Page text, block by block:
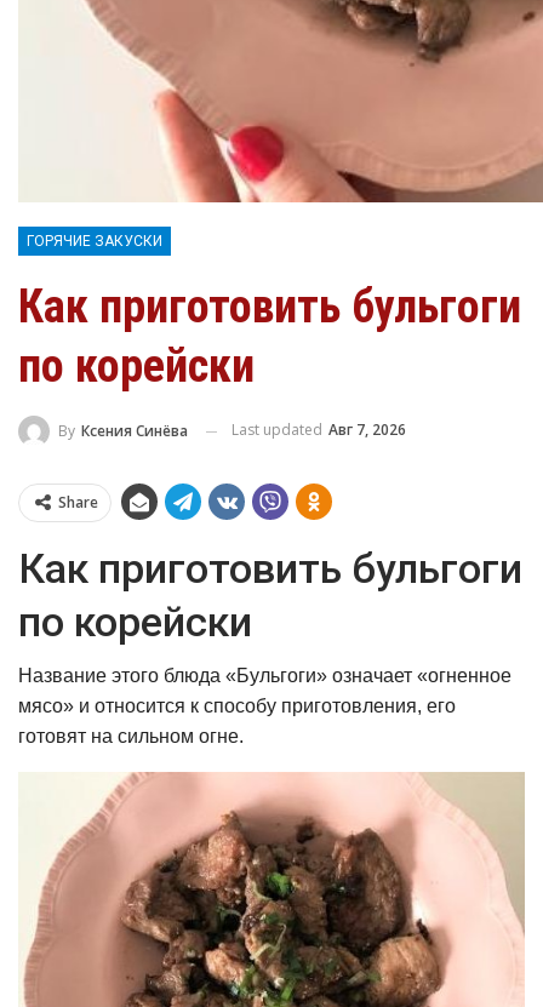
ГОРЯЧИЕ ЗАКУСКИ
Как приготовить бульгоги
по корейски
By Ксения Синёва Last updated Авг 7, 2026
Share
Как приготовить бульгоги
по корейски
Название этого блюда «Бульгоги» означает «огненное
мясо» и относится к способу приготовления, его
готовят на сильном огне.